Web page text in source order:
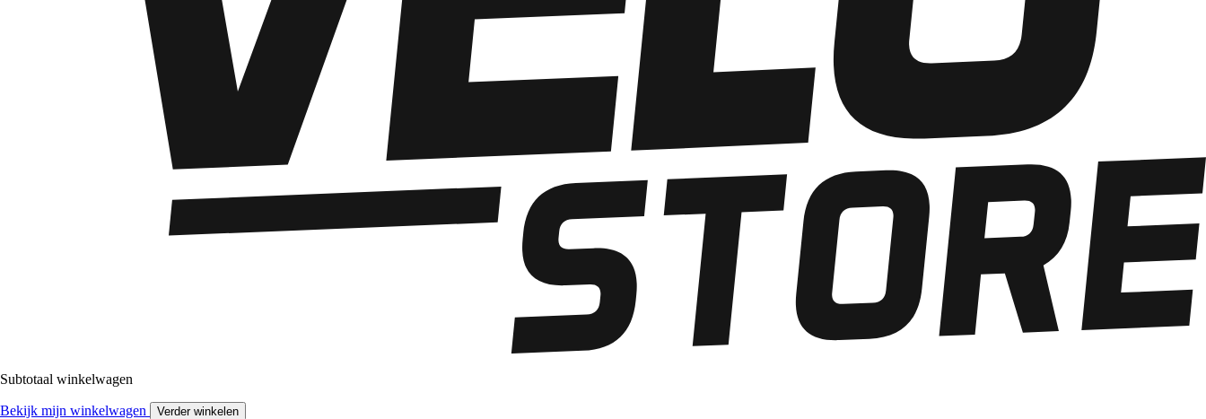
Subtotaal winkelwagen
Bekijk mijn winkelwagen Verder winkelen